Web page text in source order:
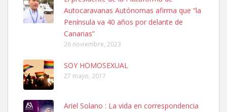
SHIBA PERDIDO AVDA JOSE MESA Y LOPEZ
PERRO MACHO RAZA SHIBA CON MICROCHIP PERDIDO HOY
06/07/2025 ZONA MESA Y LOPEZ. ES MUY ASUSTADIZO
Leales.org » Gran Canaria
Autocaravanas Autónomas afirma que “la
Península va 40 años por delante de
Canarias”
26 noviembre, 2023
SOY HOMOSEXUAL
27 mayo, 2017
Ariel Solano : La vida en correspondencia